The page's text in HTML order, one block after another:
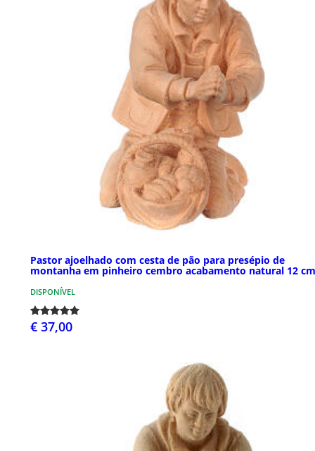
Pastor ajoelhado com cesta de pão para presépio de
montanha em pinheiro cembro acabamento natural 12 cm
DISPONÍVEL
€ 37,00